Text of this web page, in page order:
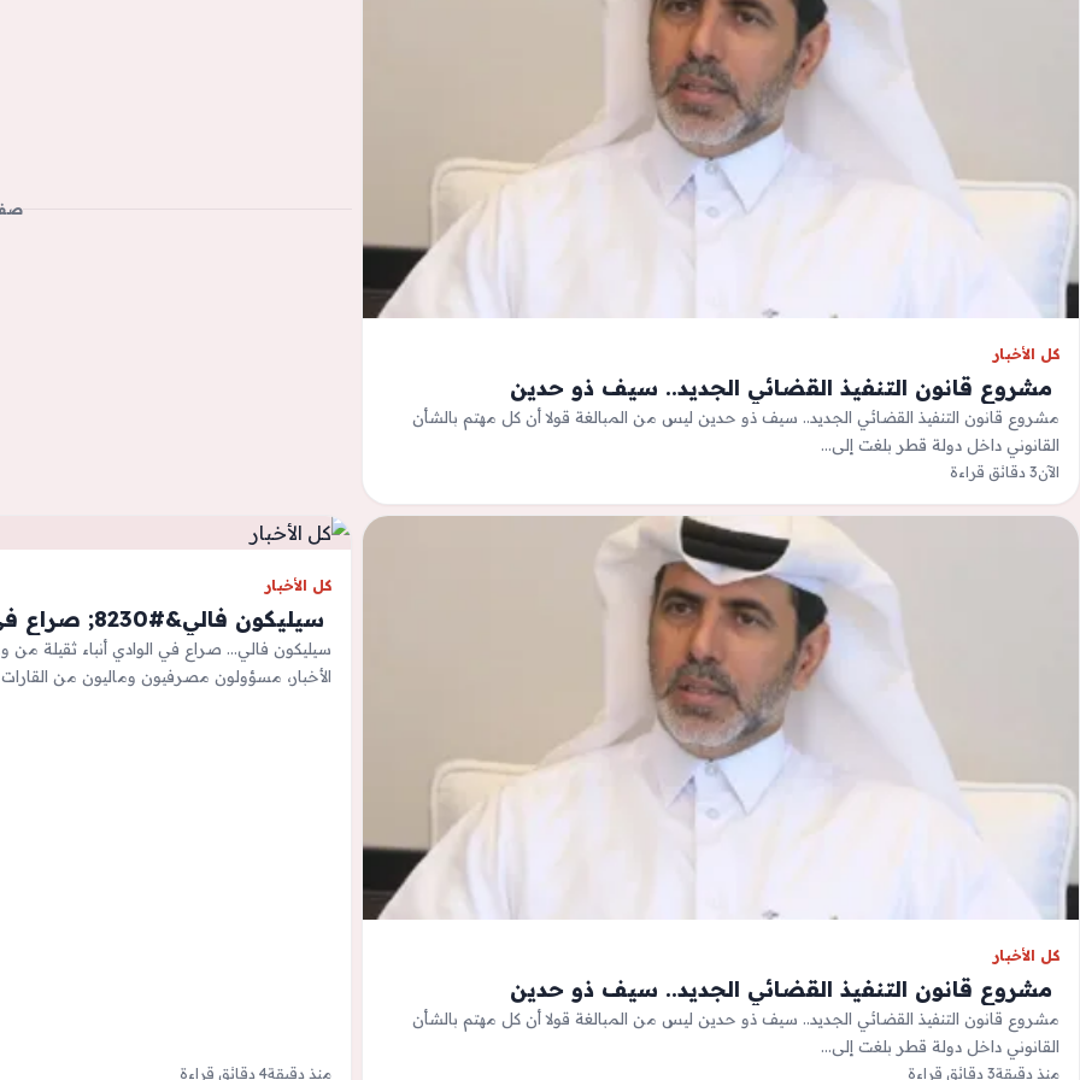
كل الأخبار
‫ مشروع قانون التنفيذ القضائي الجديد.. سيف ذو حدين
مشروع قانون التنفيذ القضائي الجديد.. سيف ذو حدين ليس من المبالغة قولا أن كل مهتم بالشأن
القانوني داخل دولة قطر بلغت إلى…
الآن3 دقائق قراءة
كل الأخبار
‫ مشروع قانون التنفيذ القضائي الجديد.. سيف ذو حدين
مشروع قانون التنفيذ القضائي الجديد.. سيف ذو حدين ليس من المبالغة قولا أن كل مهتم بالشأن
القانوني داخل دولة قطر بلغت إلى…
منذ دقيقة3 دقائق قراءة
كل الأخبار
‫ سيليكون فالي&#8230; صراع في الوادي
سيليكون فالي... صراع في الوادي أنباء ثقيلة من
الأخبار، مسؤولون مصرفيون وماليون من
منذ دقيقة4 دقائق قراءة